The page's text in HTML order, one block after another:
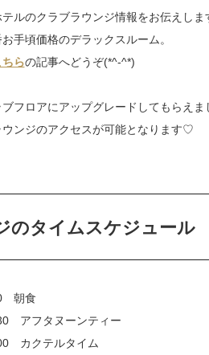
ルのクラブラウンジ情報をお伝えしま
手頃価格のデラックスルーム。
ちらの記事へどうぞ(*^-^*)
フロアにアップグレードしてもらえ
ンジのアクセスが可能となります♡
のタイムスケジュール
朝食
アフタヌーンティー
カクテルタイム